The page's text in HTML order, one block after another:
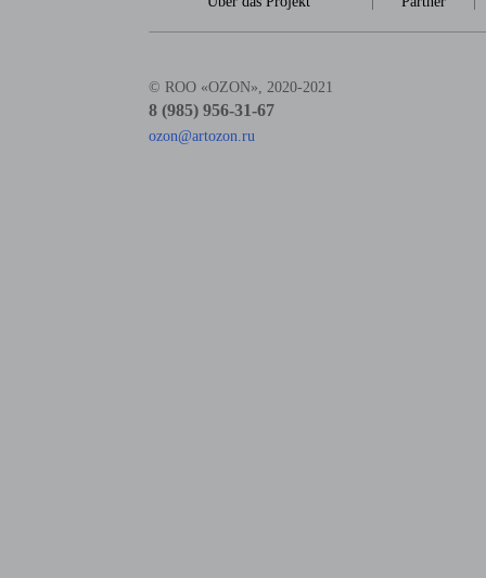
© ROO «OZON», 2020-2021
8 (985) 956-31-67
ozon@artozon.ru